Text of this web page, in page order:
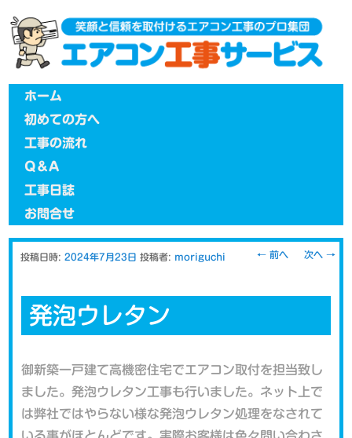
メインメニュー
メインコンテンツへ移動
ホーム
初めての方へ
工事の流れ
Q＆A
工事日誌
お問合せ
投稿ナビゲー
←前へ 次へ →
発泡ウレタン
投稿日時:2024年7月23日 投稿者: moriguchi
御新築一戸建て高機密住宅でエアコン取付を担当致し
ました。発泡ウレタン工事も行いました。ネット上で
は弊社ではやらない様な発泡ウレタン処理をなされて